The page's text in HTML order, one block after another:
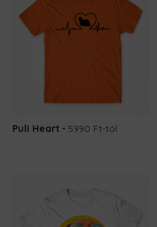
Puli Heart 5990 Ft-tól